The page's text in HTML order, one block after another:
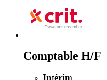
Comptable H/F
Intérim